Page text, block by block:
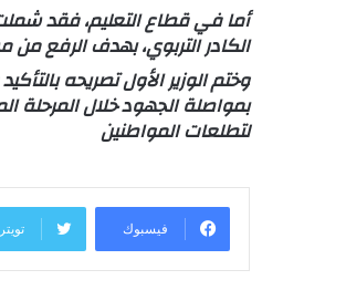
أما في قطاع التعليم، فقد شملت
الكادر التربوي، بهدف الرفع
وختم الوزير الأول تصريحه
بمواصلة الجهود خلال المرحلة
لتطلعات المواطنين
فيسبوك تويتر